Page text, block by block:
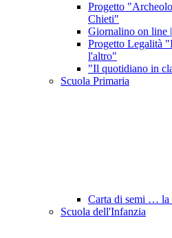
Progetto
Chieti"
Giornalino on line
Progetto Legalità
l'altro"
"Il quotidiano in
Scuola Primaria
Carta di semi … la
Scuola dell'Infanzia